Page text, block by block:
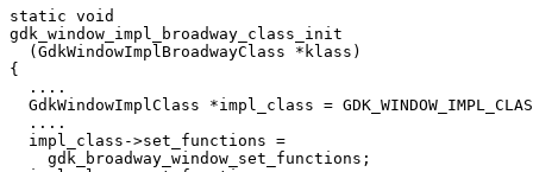
static void
gdk_window_impl_broadway_class_init
  (GdkWindowImplBroadwayClass *klass)
{
  ....
GdkWindowImplClass *impl_class =
  ....
  impl_class->set_functions =
    gdk_broadway_window_set_functions;